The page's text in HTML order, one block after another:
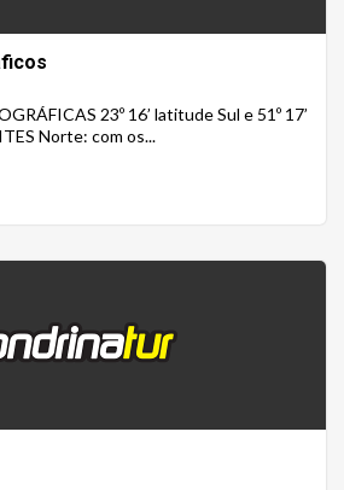
23º 16’ latitude Sul e 51º 17’
Norte: com os...